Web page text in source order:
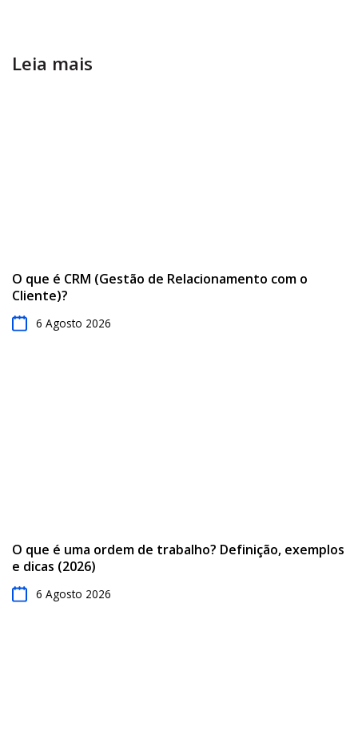
Leia mais
O que é CRM (Gestão de Relacionamento com o
Cliente)?
6 Agosto 2026
O que é uma ordem de trabalho? Definição, exemplos
e dicas (2026)
6 Agosto 2026